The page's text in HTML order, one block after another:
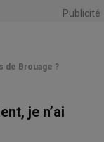
Publicité
de Brouage ?
je n’ai